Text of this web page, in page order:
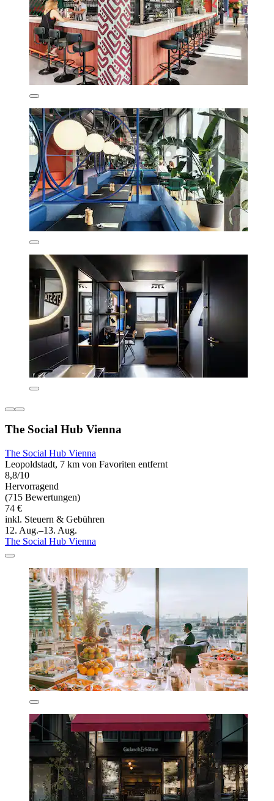
The Social Hub Vienna
The Social Hub Vienna
Leopoldstadt, 7 km von Favoriten entfernt
8,8/10
Hervorragend
(715 Bewertungen)
74 €
inkl. Steuern & Gebühren
12. Aug.–13. Aug.
The Social Hub Vienna